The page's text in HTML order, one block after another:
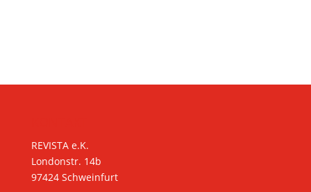
REVISTA e.K.
Londonstr. 14b
97424 Schweinfurt